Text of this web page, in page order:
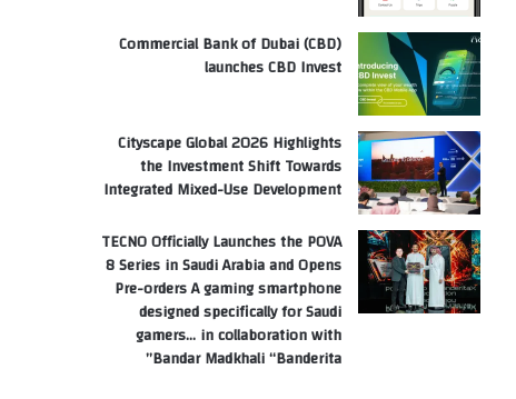
Commercial Bank of Dubai (CBD)
launches CBD Invest
Cityscape Global 2026 Highlights
the Investment Shift Towards
Integrated Mixed-Use Development
TECNO Officially Launches the POVA
8 Series in Saudi Arabia and Opens
Pre-orders A gaming smartphone
designed specifically for Saudi
gamers… in collaboration with
Bandar Madkhali “Banderita”